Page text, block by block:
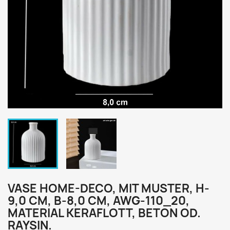
VASE HOME-DECO, MIT MUSTER, H-
9,0 CM, B-8,0 CM, AWG-110_20,
MATERIAL KERAFLOTT, BETON OD.
RAYSIN.